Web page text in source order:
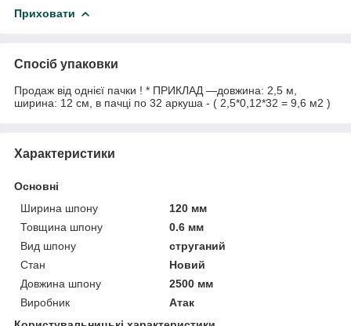
Приховати
Спосіб упаковки
Продаж від однієї пачки ! * ПРИКЛАД —довжина: 2,5 м,
ширина: 12 см, в пачці по 32 аркуша - ( 2,5*0,12*32 = 9,6 м2 )
Характеристики
Основні
Ширина шпону
120 мм
Товщина шпону
0.6 мм
Вид шпону
струганий
Стан
Новий
Довжина шпону
2500 мм
Виробник
Атак